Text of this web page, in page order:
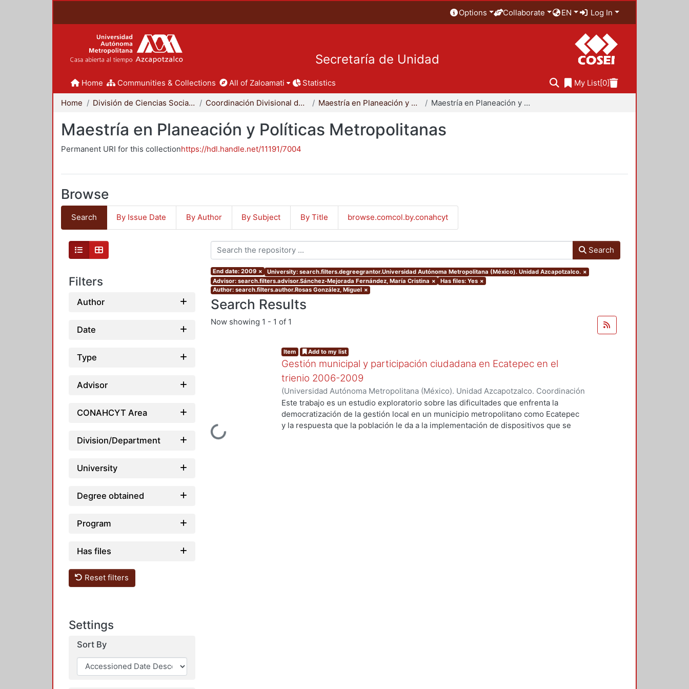
Options Collaborate EN Log In
Secretaría de Unidad
Home Communities & Collections All of Zaloamati Statistics My List[0]
Home División de Ciencias Sociales y Humanidades Coordinación Divisional de Posgrado Maestría en Planeación y Políticas Metropolitanas Maestría en Planeación y Políticas Metropolitanas
Maestría en Planeación y Políticas Metropolitanas
Permanent URI for this collectionhttps://hdl.handle.net/11191/7004
Browse
Search By Issue Date By Author By Subject By Title browse.comcol.by.conahcyt
Filters
Author
Date
Type
Advisor
CONAHCYT Area
Division/Department
University
Degree obtained
Program
Has files
Reset filters
Settings
Sort By
Search
End date: 2009 × University: search.filters.degreegrantor.Universidad Autónoma Metropolitana (México). Unidad Azcapotzalco. ×
Advisor: search.filters.advisor.Sánchez-Mejorada Fernández, María Cristina × Has files: Yes ×
Author: search.filters.author.Rosas González, Miguel ×
Search Results
Now showing 1 - 1 of 1
Loading...
Item Add to my list
Gestión municipal y participación ciudadana en Ecatepec en el
trienio 2006-2009
(Universidad Autónoma Metropolitana (México). Unidad Azcapotzalco. Coordinación
de Servicios de Información.,2009-12) Rosas González, Miguel
Este trabajo es un estudio exploratorio sobre las dificultades que enfrenta la
democratización de la gestión local en un municipio metropolitano como Ecatepec
y la respuesta que la población le da a la implementación de dispositivos que se